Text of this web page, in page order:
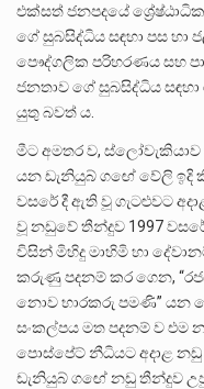
එක්සත් ජනපදයේ
ගේ සුබසිද්ධිය සඳහා පස
පෞද්ගලික පරිහරණය සහ
ජනතාව ගේ සුබසිද්ධිය
යුතු බවත් ය.
මීට අමතර ව, ස්ලෝවැකියාව
යන ඩැනියුබ් ගඟේ වේලි ඉදි
වසරේ දී ඇති වූ ගැටළුවට
වූ නඩුවේ තීන්දුව 1997
විසින් මිහිදු මාහිමි හා
කරුණු පදනම් කර ගෙන,
නොව භාරකරු පමණි” යන
සංකල්පය මත පදනම් ව එම
පොස්පේට් නීධියට අදාළ නඩු
ඩැනියුබ් ගඟේ නඩු තීන්දුව